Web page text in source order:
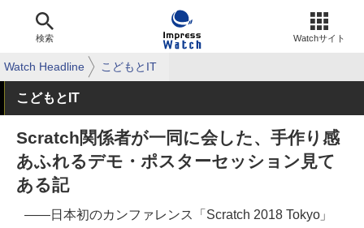
検索 Watchサイト
Watch Headline こどもとIT
こどもとIT
Scratch関係者が一同に会した、手作り感
あふれるデモ・ポスターセッション見て
ある記
――日本初のカンファレンス「Scratch 2018 Tokyo」